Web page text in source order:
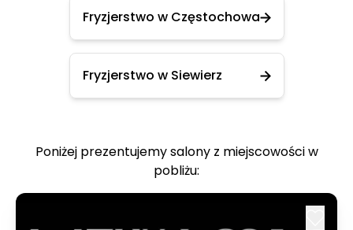
Fryzjerstwo w Częstochowa
Fryzjerstwo w Siewierz
Poniżej prezentujemy salony z miejscowości w
pobliżu: